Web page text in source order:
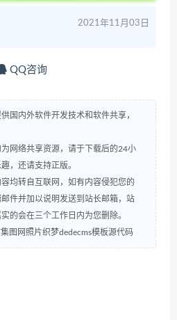
2021年11月03日
QQ咨询
国内外软件开发技术和软件共享，
网络共享资源，请于下载后的24小
，还请支持正版。
均转自互联网，如有内容侵犯您的
件并加以说明发送到站长邮箱，站
的会在三个工作日内为您删除。
图网照片织梦dedecms模板源代码